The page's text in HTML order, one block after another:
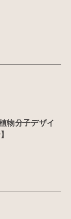
物分子デザイ